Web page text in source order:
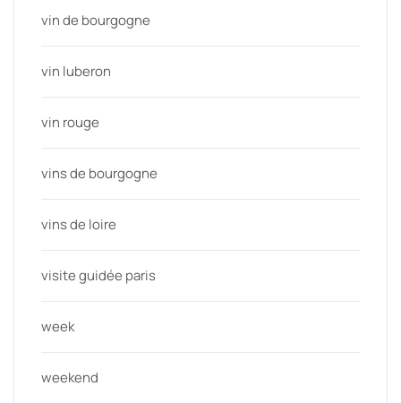
vin de bourgogne
vin luberon
vin rouge
vins de bourgogne
vins de loire
visite guidée paris
week
weekend